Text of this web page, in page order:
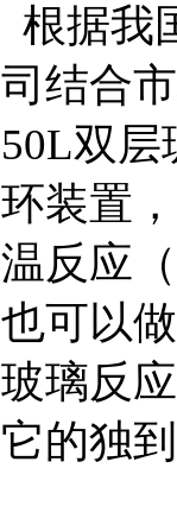
根据我
司结合
50L双层
环装置
温反应
也可以
玻璃反
它的独